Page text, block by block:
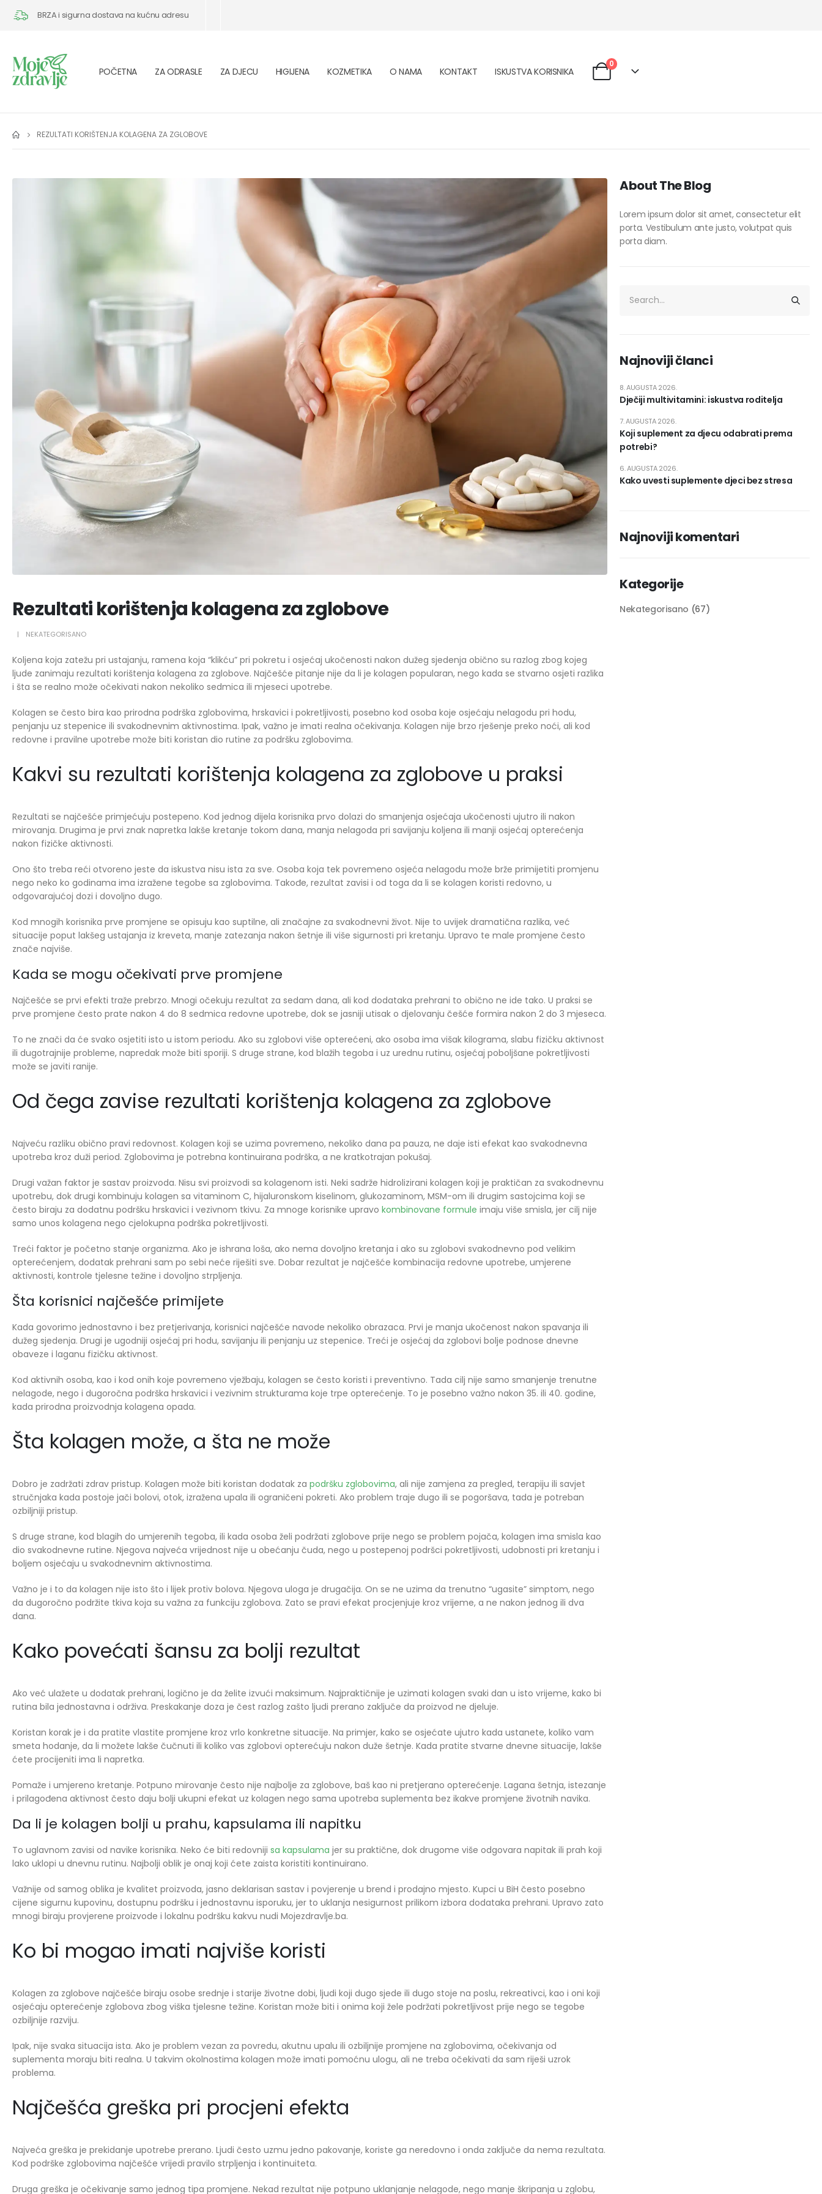
BRZA i sigurna dostava na kućnu adresu
POČETNA ZA ODRASLE ZA DJECU HIGIJENA KOZMETIKA O NAMA KONTAKT ISKUSTVA KORISNIKA
0
REZULTATI KORIŠTENJA KOLAGENA ZA ZGLOBOVE
Rezultati korištenja kolagena za zglobove
NEKATEGORISANO
Koljena koja zatežu pri ustajanju, ramena koja “klikću” pri pokretu i osjećaj ukočenosti nakon dužeg sjedenja obično su razlog zbog kojeg
ljude zanimaju rezultati korištenja kolagena za zglobove. Najčešće pitanje nije da li je kolagen popularan, nego kada se stvarno osjeti razlika
i šta se realno može očekivati nakon nekoliko sedmica ili mjeseci upotrebe.
Kolagen se često bira kao prirodna podrška zglobovima, hrskavici i pokretljivosti, posebno kod osoba koje osjećaju nelagodu pri hodu,
penjanju uz stepenice ili svakodnevnim aktivnostima. Ipak, važno je imati realna očekivanja. Kolagen nije brzo rješenje preko noći, ali kod
redovne i pravilne upotrebe može biti koristan dio rutine za podršku zglobovima.
Kakvi su rezultati korištenja kolagena za zglobove u praksi
Rezultati se najčešće primjećuju postepeno. Kod jednog dijela korisnika prvo dolazi do smanjenja osjećaja ukočenosti ujutro ili nakon
mirovanja. Drugima je prvi znak napretka lakše kretanje tokom dana, manja nelagoda pri savijanju koljena ili manji osjećaj opterećenja
nakon fizičke aktivnosti.
Ono što treba reći otvoreno jeste da iskustva nisu ista za sve. Osoba koja tek povremeno osjeća nelagodu može brže primijetiti promjenu
nego neko ko godinama ima izražene tegobe sa zglobovima. Takođe, rezultat zavisi i od toga da li se kolagen koristi redovno, u
odgovarajućoj dozi i dovoljno dugo.
Kod mnogih korisnika prve promjene se opisuju kao suptilne, ali značajne za svakodnevni život. Nije to uvijek dramatična razlika, već
situacije poput lakšeg ustajanja iz kreveta, manje zatezanja nakon šetnje ili više sigurnosti pri kretanju. Upravo te male promjene često
znače najviše.
Kada se mogu očekivati prve promjene
Najčešće se prvi efekti traže prebrzo. Mnogi očekuju rezultat za sedam dana, ali kod dodataka prehrani to obično ne ide tako. U praksi se
prve promjene često prate nakon 4 do 8 sedmica redovne upotrebe, dok se jasniji utisak o djelovanju češće formira nakon 2 do 3 mjeseca.
To ne znači da će svako osjetiti isto u istom periodu. Ako su zglobovi više opterećeni, ako osoba ima višak kilograma, slabu fizičku aktivnost
ili dugotrajnije probleme, napredak može biti sporiji. S druge strane, kod blažih tegoba i uz urednu rutinu, osjećaj poboljšane pokretljivosti
može se javiti ranije.
Od čega zavise rezultati korištenja kolagena za zglobove
Najveću razliku obično pravi redovnost. Kolagen koji se uzima povremeno, nekoliko dana pa pauza, ne daje isti efekat kao svakodnevna
upotreba kroz duži period. Zglobovima je potrebna kontinuirana podrška, a ne kratkotrajan pokušaj.
Drugi važan faktor je sastav proizvoda. Nisu svi proizvodi sa kolagenom isti. Neki sadrže hidrolizirani kolagen koji je praktičan za svakodnevnu
upotrebu, dok drugi kombinuju kolagen sa vitaminom C, hijaluronskom kiselinom, glukozaminom, MSM-om ili drugim sastojcima koji se
često biraju za dodatnu podršku hrskavici i vezivnom tkivu. Za mnoge korisnike upravo kombinovane formule imaju više smisla, jer cilj nije
samo unos kolagena nego cjelokupna podrška pokretljivosti.
Treći faktor je početno stanje organizma. Ako je ishrana loša, ako nema dovoljno kretanja i ako su zglobovi svakodnevno pod velikim
opterećenjem, dodatak prehrani sam po sebi neće riješiti sve. Dobar rezultat je najčešće kombinacija redovne upotrebe, umjerene
aktivnosti, kontrole tjelesne težine i dovoljno strpljenja.
Šta korisnici najčešće primijete
Kada govorimo jednostavno i bez pretjerivanja, korisnici najčešće navode nekoliko obrazaca. Prvi je manja ukočenost nakon spavanja ili
dužeg sjedenja. Drugi je ugodniji osjećaj pri hodu, savijanju ili penjanju uz stepenice. Treći je osjećaj da zglobovi bolje podnose dnevne
obaveze i laganu fizičku aktivnost.
Kod aktivnih osoba, kao i kod onih koje povremeno vježbaju, kolagen se često koristi i preventivno. Tada cilj nije samo smanjenje trenutne
nelagode, nego i dugoročna podrška hrskavici i vezivnim strukturama koje trpe opterećenje. To je posebno važno nakon 35. ili 40. godine,
kada prirodna proizvodnja kolagena opada.
Šta kolagen može, a šta ne može
Dobro je zadržati zdrav pristup. Kolagen može biti koristan dodatak za podršku zglobovima, ali nije zamjena za pregled, terapiju ili savjet
stručnjaka kada postoje jači bolovi, otok, izražena upala ili ograničeni pokreti. Ako problem traje dugo ili se pogoršava, tada je potreban
ozbiljniji pristup.
S druge strane, kod blagih do umjerenih tegoba, ili kada osoba želi podržati zglobove prije nego se problem pojača, kolagen ima smisla kao
dio svakodnevne rutine. Njegova najveća vrijednost nije u obećanju čuda, nego u postepenoj podršci pokretljivosti, udobnosti pri kretanju i
boljem osjećaju u svakodnevnim aktivnostima.
Važno je i to da kolagen nije isto što i lijek protiv bolova. Njegova uloga je drugačija. On se ne uzima da trenutno “ugasite” simptom, nego
da dugoročno podržite tkiva koja su važna za funkciju zglobova. Zato se pravi efekat procjenjuje kroz vrijeme, a ne nakon jednog ili dva
dana.
Kako povećati šansu za bolji rezultat
Ako već ulažete u dodatak prehrani, logično je da želite izvući maksimum. Najpraktičnije je uzimati kolagen svaki dan u isto vrijeme, kako bi
rutina bila jednostavna i održiva. Preskakanje doza je čest razlog zašto ljudi prerano zaključe da proizvod ne djeluje.
Koristan korak je i da pratite vlastite promjene kroz vrlo konkretne situacije. Na primjer, kako se osjećate ujutro kada ustanete, koliko vam
smeta hodanje, da li možete lakše čučnuti ili koliko vas zglobovi opterećuju nakon duže šetnje. Kada pratite stvarne dnevne situacije, lakše
ćete procijeniti ima li napretka.
Pomaže i umjereno kretanje. Potpuno mirovanje često nije najbolje za zglobove, baš kao ni pretjerano opterećenje. Lagana šetnja, istezanje
i prilagođena aktivnost često daju bolji ukupni efekat uz kolagen nego sama upotreba suplementa bez ikakve promjene životnih navika.
Da li je kolagen bolji u prahu, kapsulama ili napitku
To uglavnom zavisi od navike korisnika. Neko će biti redovniji sa kapsulama jer su praktične, dok drugome više odgovara napitak ili prah koji
lako uklopi u dnevnu rutinu. Najbolji oblik je onaj koji ćete zaista koristiti kontinuirano.
Važnije od samog oblika je kvalitet proizvoda, jasno deklarisan sastav i povjerenje u brend i prodajno mjesto. Kupci u BiH često posebno
cijene sigurnu kupovinu, dostupnu podršku i jednostavnu isporuku, jer to uklanja nesigurnost prilikom izbora dodataka prehrani. Upravo zato
mnogi biraju provjerene proizvode i lokalnu podršku kakvu nudi Mojezdravlje.ba.
Ko bi mogao imati najviše koristi
Kolagen za zglobove najčešće biraju osobe srednje i starije životne dobi, ljudi koji dugo sjede ili dugo stoje na poslu, rekreativci, kao i oni koji
osjećaju opterećenje zglobova zbog viška tjelesne težine. Koristan može biti i onima koji žele podržati pokretljivost prije nego se tegobe
ozbiljnije razviju.
Ipak, nije svaka situacija ista. Ako je problem vezan za povredu, akutnu upalu ili ozbiljnije promjene na zglobovima, očekivanja od
suplementa moraju biti realna. U takvim okolnostima kolagen može imati pomoćnu ulogu, ali ne treba očekivati da sam riješi uzrok
problema.
Najčešća greška pri procjeni efekta
Najveća greška je prekidanje upotrebe prerano. Ljudi često uzmu jedno pakovanje, koriste ga neredovno i onda zaključe da nema rezultata.
Kod podrške zglobovima najčešće vrijedi pravilo strpljenja i kontinuiteta.
Druga greška je očekivanje samo jednog tipa promjene. Nekad rezultat nije potpuno uklanjanje nelagode, nego manje škripanja u zglobu,
About The Blog
Lorem ipsum dolor sit amet, consectetur elit
porta. Vestibulum ante justo, volutpat quis
porta diam.
Najnoviji članci
Dječiji multivitamini: iskustva roditelja
8. AUGUSTA 2026.
Koji suplement za djecu odabrati prema
potrebi?
7. AUGUSTA 2026.
Kako uvesti suplemente djeci bez stresa
6. AUGUSTA 2026.
Najnoviji komentari
Kategorije
Nekategorisano (67)